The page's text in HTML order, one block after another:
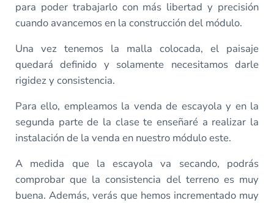
para poder trabajarlo con más libertad y precisión
cuando avancemos en la construcción del módulo.
Una vez tenemos la malla colocada, el paisaje
quedará definido y solamente necesitamos darle
rigidez y consistencia.
Para ello, empleamos la venda de escayola y en la
segunda parte de la clase te enseñaré a realizar la
instalación de la venda en nuestro módulo este.
A medida que la escayola va secando, podrás
comprobar que la consistencia del terreno es muy
buena. Además, verás que hemos incrementado muy